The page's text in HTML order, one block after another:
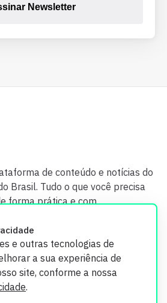
e outras tecnologias de
a sua experiência de
site, conforme a nossa
.
Newsletter
de conteúdo e notícias do
Brasil. Tudo o que você precisa
forma prática e com